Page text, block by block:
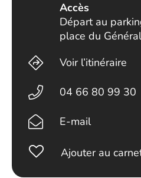
Accès
Départ au
place du
Voir l’itinéraire
04 66 80 99 30
E-mail
Ajouter au